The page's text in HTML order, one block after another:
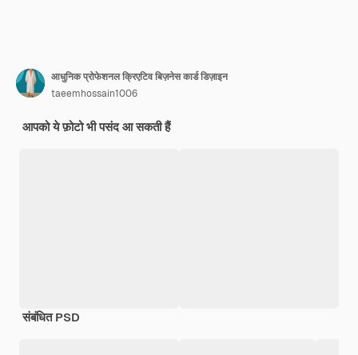
आधुनिक प्रोफेशनल क्रिएटिव बिज़नेस कार्ड डिज़ाइन
taeemhossain1006
आपको ये फ़ोटो भी पसंद आ सकती हैं
संबंधित PSD